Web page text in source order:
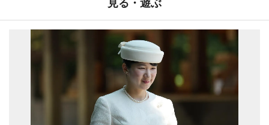
見る・遊ぶ